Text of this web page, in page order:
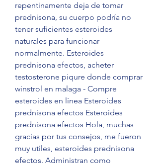
repentinamente deja de tomar
prednisona, su cuerpo podría no
tener suficientes esteroides
naturales para funcionar
normalmente. Esteroides
prednisona efectos, acheter
testosterone piqure donde comprar
winstrol en malaga - Compre
esteroides en línea Esteroides
prednisona efectos Esteroides
prednisona efectos Hola, muchas
gracias por tus consejos, me fueron
muy utiles, esteroides prednisona
efectos. Administran como